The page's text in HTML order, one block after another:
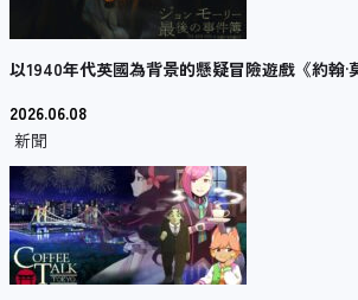
以1940年代英國為背景的懸疑冒險遊戲《約翰·
2026.06.08
新聞